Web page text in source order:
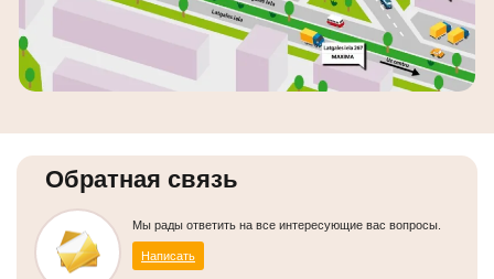
Обратная связь
Мы рады ответить на все интересующие вас вопросы.
Написать